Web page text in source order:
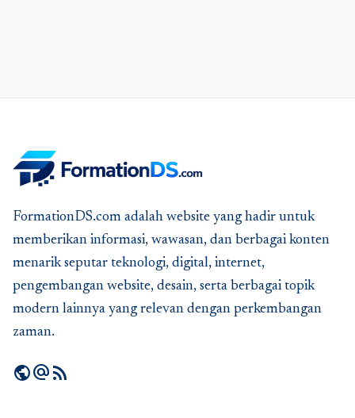
FormationDS.com adalah website yang hadir untuk
memberikan informasi, wawasan, dan berbagai konten
menarik seputar teknologi, digital, internet,
pengembangan website, desain, serta berbagai topik
modern lainnya yang relevan dengan perkembangan
zaman.
publicalternate_emailrss_feed